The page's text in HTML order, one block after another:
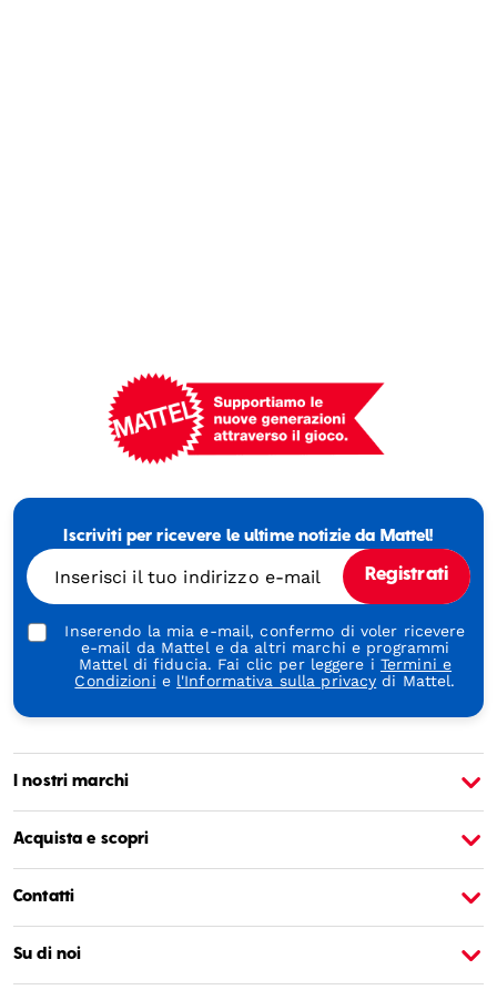
-
Generations
Play
Iscriviti per ricevere le ultime notizie da Mattel!
Inserisci il tuo indirizzo e-mail Registrati
Inserendo la mia e-mail, confermo di voler ricevere
e-mail da Mattel e da altri marchi e programmi
Mattel di fiducia. Fai clic per leggere i Termini e
Condizioni e l'Informativa sulla privacy di Mattel.
I nostri marchi
Acquista e scopri
Contatti
Su di noi